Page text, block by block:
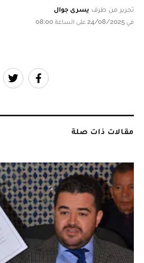
تحرير من طرف يسرى جوال
في 24/08/2025 على الساعة 08:00
مقالات ذات صلة